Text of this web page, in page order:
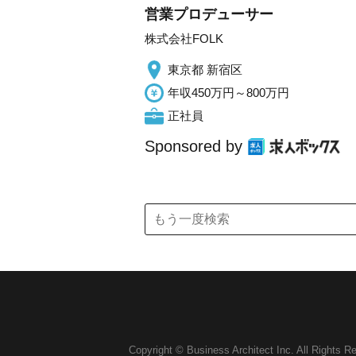
営業プロデューサー
株式会社FOLK
東京都 新宿区
年収450万円～800万円
正社員
Sponsored by
Copyright © Business Architect Inc. All Rights